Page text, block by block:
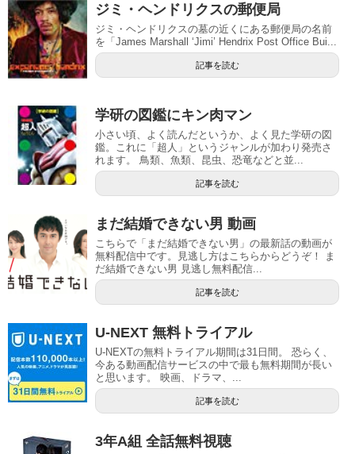
ジミ・ヘンドリクスの郵便局
ジミ・ヘンドリクスの墓の近くにある郵便局の名前
を「James Marshall ‘Jimi’ Hendrix Post Office Bui...
記事を読む
学研の図鑑にキン肉マン
小さい頃、よく読んだというか、よく見た学研の図
鑑。これに「超人」というジャンルが加わり発売さ
れます。 鳥類、魚類、昆虫、恐竜などと並...
記事を読む
まだ結婚できない男 動画
こちらで「まだ結婚できない男」の最新話の動画が
無料配信中です。見逃し方はこちらからどうぞ！ ま
だ結婚できない男 見逃し無料配信...
記事を読む
U-NEXT 無料トライアル
U-NEXTの無料トライアル期間は31日間。 恐らく、
今ある動画配信サービスの中で最も無料期間が長い
と思います。 映画、ドラマ、...
記事を読む
3年A組 全話無料視聴